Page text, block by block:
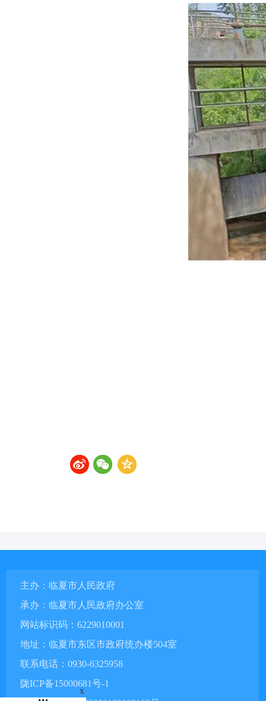
主办：临夏市人民政府
承办：临夏市人民政府办公室
网站标识码：6229010001
地址：临夏市东区市政府统办楼504室
联系电话：0930-6325958
陇ICP备15000681号-1
x